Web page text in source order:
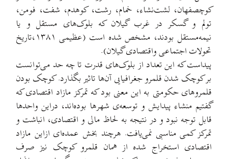
کوچصفهان، لشت‌نشاء، خمام، رشت، کوهدم، شفت، فومن،
تولم و گسکر در غرب گیلان که بلوک‌های مستقل و یا
نیمه‌مستقل بودند، مشخص شده است (عظیمی ۱۳۸۱،تاریخ
تحولات اجتماعی واقتصادی گیلان).
پیداست که این تعداد از بلوک‌های قدرت تا چه حد می‌توانست
بر کوچک شدن قلمرو جغرافیایی آن‌ها تاثیر بگذارد. کوچک بودن
قلمروهای حکومتی به این معنی بود که تمرکز مازاد اقتصادی که
گفتیم منشاء پیدایش و توسعه‌ی شهرها بوده‌اند، دراین واحدها
قابل توجه نبود و در نتیجه به لحاظ مالی و اقتصادی، انباشت و
تمرکز کمی مناسبی نمی‌یافت. هرچند بخش عمده‌ای ازاین مازاد
اقتصادی استخراج شده از همان قلمرو کوچک نیز صرف